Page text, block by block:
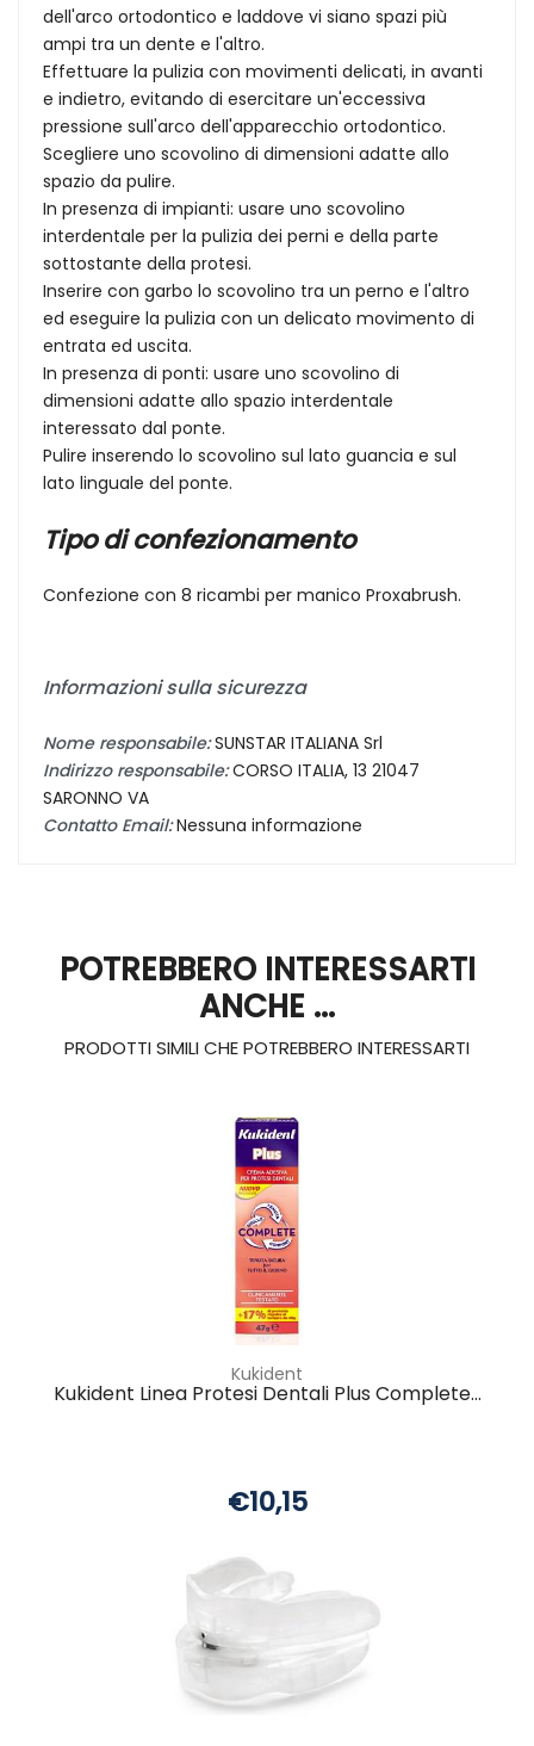
dell'arco ortodontico e laddove vi siano spazi più
ampi tra un dente e l'altro.
Effettuare la pulizia con movimenti delicati, in avanti
e indietro, evitando di esercitare un'eccessiva
pressione sull'arco dell'apparecchio ortodontico.
Scegliere uno scovolino di dimensioni adatte allo
spazio da pulire.
In presenza di impianti: usare uno scovolino
interdentale per la pulizia dei perni e della parte
sottostante della protesi.
Inserire con garbo lo scovolino tra un perno e l'altro
ed eseguire la pulizia con un delicato movimento di
entrata ed uscita.
In presenza di ponti: usare uno scovolino di
dimensioni adatte allo spazio interdentale
interessato dal ponte.
Pulire inserendo lo scovolino sul lato guancia e sul
lato linguale del ponte.
Tipo di confezionamento
Confezione con 8 ricambi per manico Proxabrush.
Informazioni sulla sicurezza
Nome responsabile:SUNSTAR ITALIANA Srl
Indirizzo responsabile:CORSO ITALIA, 13 21047
SARONNO VA
Contatto Email:Nessuna informazione
POTREBBERO INTERESSARTI
ANCHE ...
PRODOTTI SIMILI CHE POTREBBERO INTERESSARTI
Kukident
Kukident Linea Protesi Dentali Plus Complete...
€10,15